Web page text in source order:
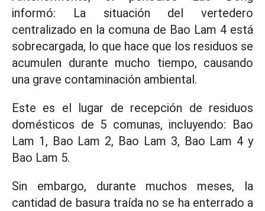
informó: La situación del vertedero
centralizado en la comuna de Bao Lam 4 está
sobrecargada, lo que hace que los residuos se
acumulen durante mucho tiempo, causando
una grave contaminación ambiental.
Este es el lugar de recepción de residuos
domésticos de 5 comunas, incluyendo: Bao
Lam 1, Bao Lam 2, Bao Lam 3, Bao Lam 4 y
Bao Lam 5.
Sin embargo, durante muchos meses, la
cantidad de basura traída no se ha enterrado a